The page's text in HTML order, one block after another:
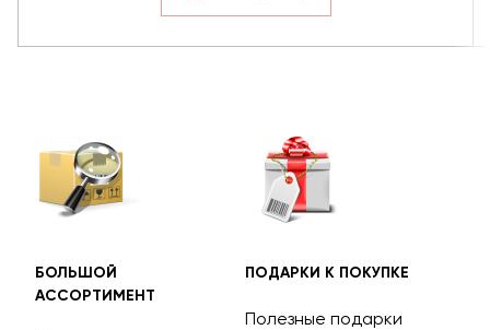
БОЛЬШОЙ
АССОРТИМЕНТ
ПОДАРКИ К ПОКУПКЕ
Полезные подарки